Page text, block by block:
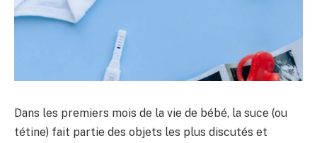
Dans les premiers mois de la vie de bébé, la suce (ou
tétine) fait partie des objets les plus discutés et